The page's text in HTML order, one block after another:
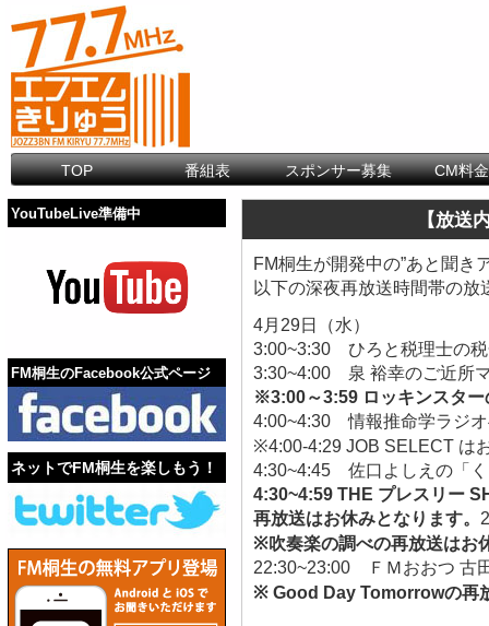
TOP 番組表 スポンサー募集 CM料
YouTubeLive準備中
FM桐生のFacebook公式ページ
ネットでFM桐生を楽しもう！
【放送
FM桐生が開発中の”あと聞き
以下の深夜再放送時間帯の放
4月29日（水）
3:00~3:30 ひろと税理士の
3:30~4:00 泉 裕幸のご近所
※3:00～3:59 ロッキンスタ
4:00~4:30 情報推命学ラジ
※4:00-4:29 JOB SELECT は
4:30~4:45 佐口よしえの「
4:30~4:59 THE プレスリー
再放送はお休みとなります。
※吹奏楽の調べの再放送はお
22:30~23:00 ＦＭおおつ 古
※ Good Day Tomorrowの再